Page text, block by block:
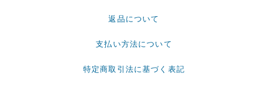
返品について
支払い方法について
特定商取引法に基づく表記